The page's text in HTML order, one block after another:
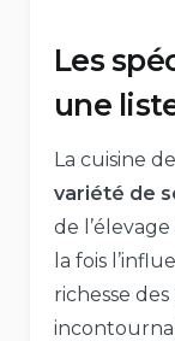
Les
une
La cuisine
variété de
de
la fois
richesse